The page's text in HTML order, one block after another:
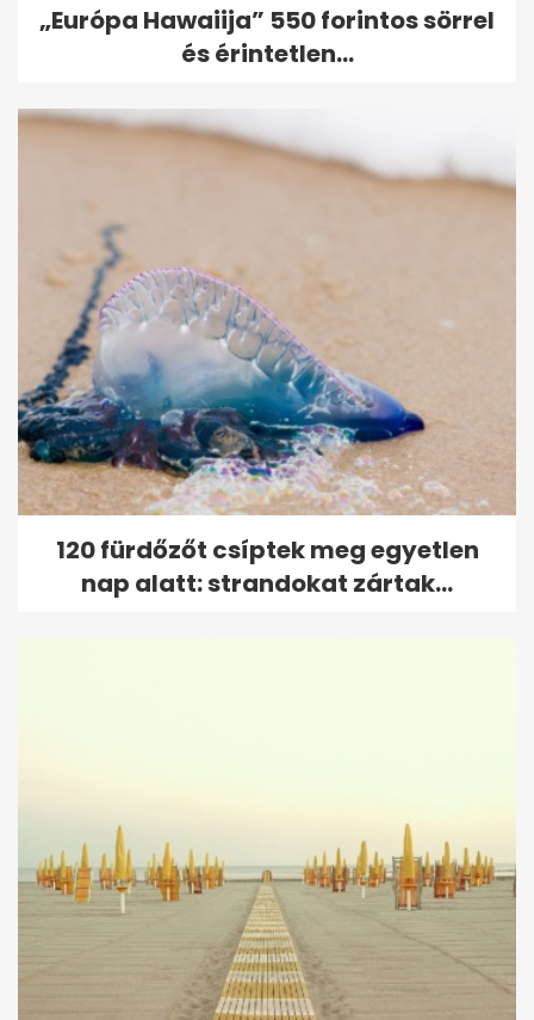
„Európa Hawaiija” 550 forintos sörrel
és érintetlen...
120 fürdőzőt csíptek meg egyetlen
nap alatt: strandokat zártak...